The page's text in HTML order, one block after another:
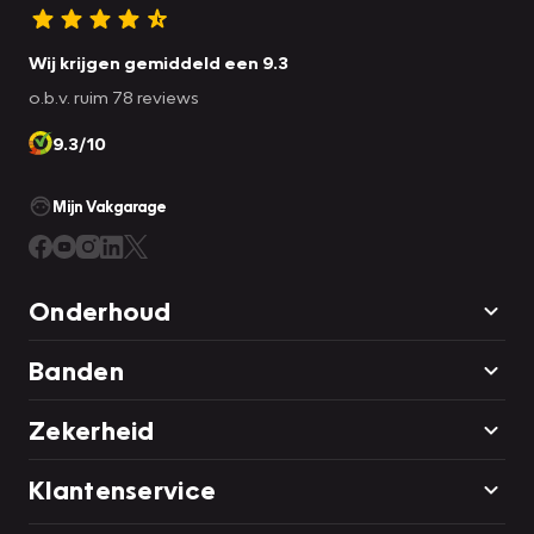
Wij krijgen gemiddeld een 9.3
o.b.v. ruim 78 reviews
9.3/10
Mijn Vakgarage
Onderhoud
Banden
Zekerheid
Klantenservice